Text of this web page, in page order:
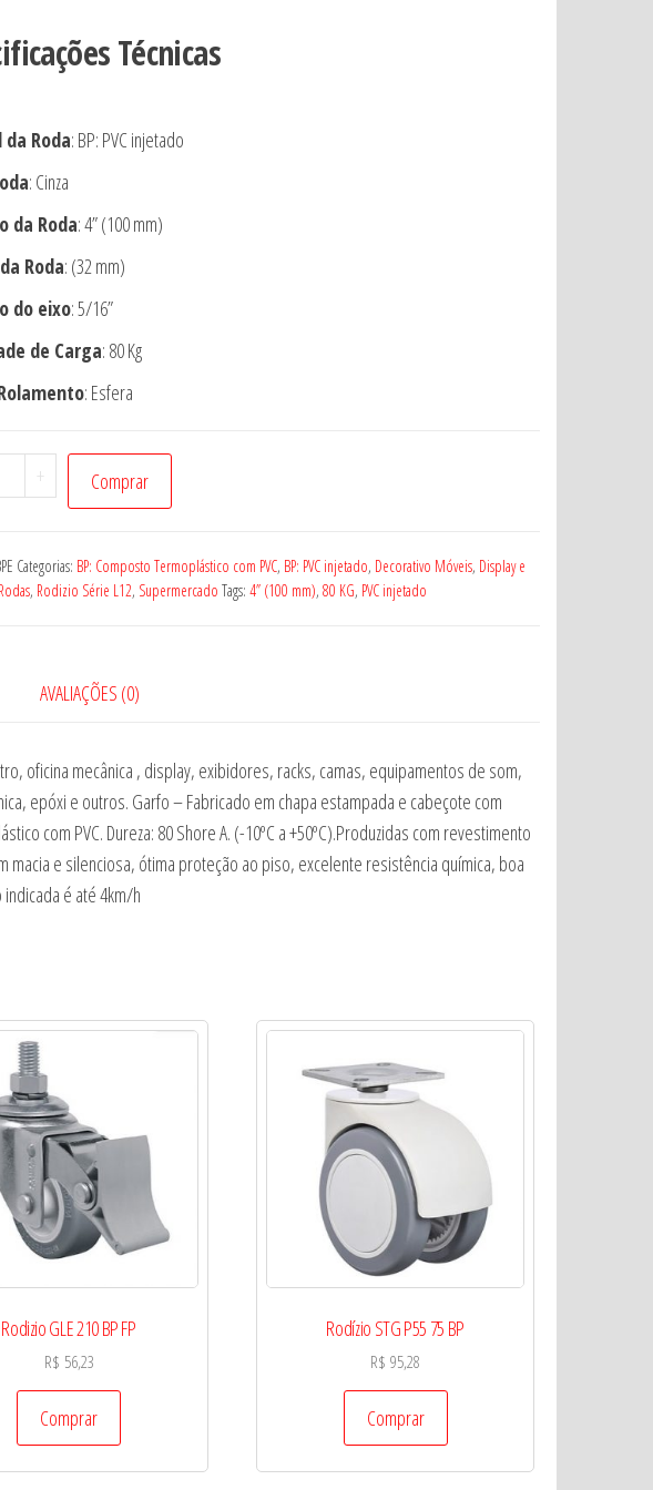
Técnicas
Roda: BP: PVC injetado
: Cinza
da Roda: 4” (100 mm)
Roda: (32 mm)
do eixo: 5/16”
de Carga: 80 Kg
: Esfera
+ Comprar
Categorias: BP: Composto Termoplástico com PVC, BP: PVC injetado, Decorativo Móveis, Display e
Rodas, Rodizio Série L12, Supermercado Tags: 4” (100 mm), 80 KG, PVC injetado
AVALIAÇÕES (0)
oficina mecânica , display, exibidores, racks, camas, equipamentos de som,
epóxi e outros. Garfo – Fabricado em chapa estampada e cabeçote com
com PVC. Dureza: 80 Shore A. (-10ºC a +50ºC).Produzidas com revestimento
e silenciosa, ótima proteção ao piso, excelente resistência química, boa
é até 4km/h
Rodizio GLE 210 BP FP
R$ 56,23
Comprar
Rodízio STG P55 75 BP
R$ 95,28
Comprar